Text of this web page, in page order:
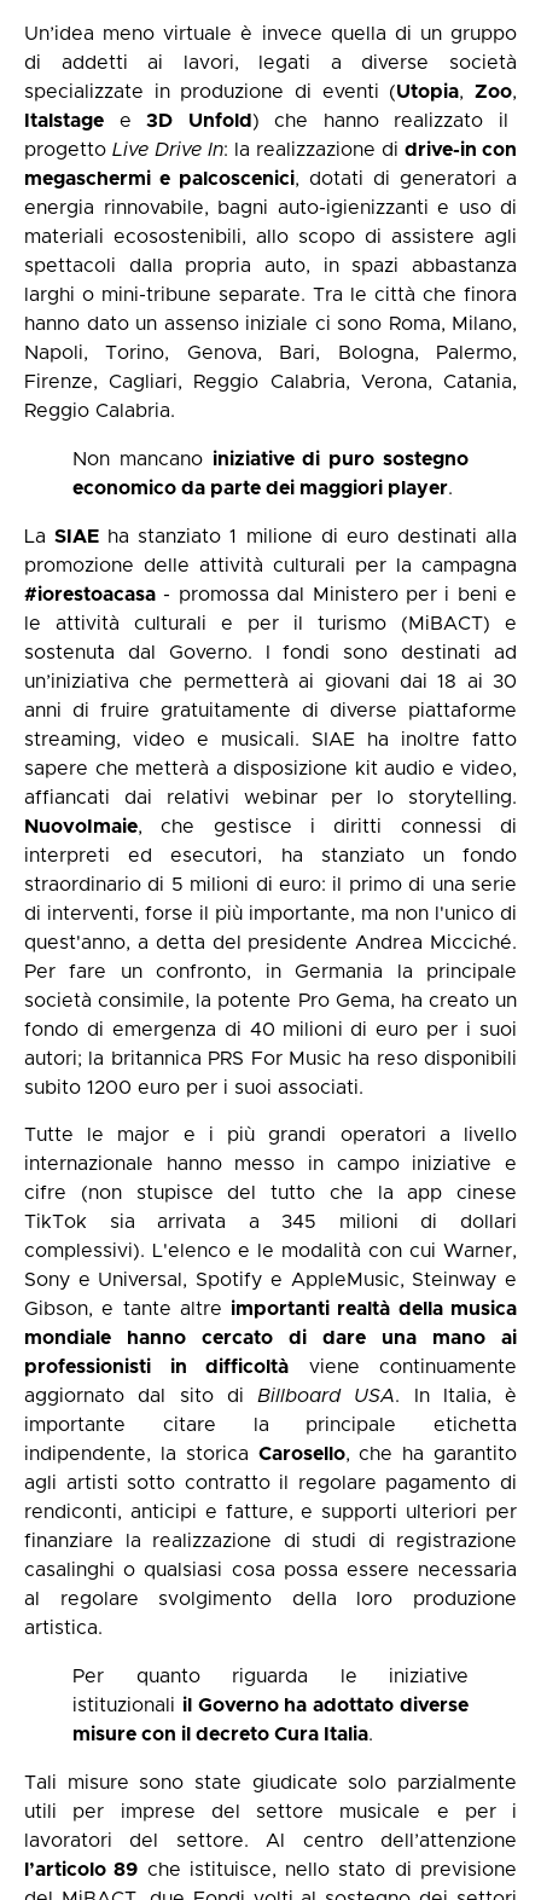
Un’idea meno virtuale è invece quella di un gruppo
di addetti ai lavori, legati a diverse società
specializzate in produzione di eventi (Utopia,Zoo,
Italstage e 3D Unfold ) che hanno realizzato il
progetto Live Drive In: la realizzazione di drive-in con
megaschermi e palcoscenici, dotati di generatori a
energia rinnovabile, bagni auto-igienizzanti e uso di
materiali ecosostenibili, allo scopo di assistere agli
spettacoli dalla propria auto, in spazi abbastanza
larghi o mini-tribune separate. Tra le città che finora
hanno dato un assenso iniziale ci sono Roma, Milano,
Napoli, Torino, Genova, Bari, Bologna, Palermo,
Firenze, Cagliari, Reggio Calabria, Verona, Catania,
Reggio Calabria.
Non mancano iniziative di puro sostegno
economico da parte dei maggiori player.
LaSIAE ha stanziato 1 milione di euro destinati alla
promozione delle attività culturali per la campagna
#iorestoacasa - promossa dal Ministero per i beni e
le attività culturali e per il turismo (MiBACT) e
sostenuta dal Governo. I fondi sono destinati ad
un’iniziativa che permetterà ai giovani dai 18 ai 30
anni di fruire gratuitamente di diverse piattaforme
streaming, video e musicali. SIAE ha inoltre fatto
sapere che metterà a disposizione kit audio e video,
affiancati dai relativi webinar per lo storytelling.
NuovoImaie, che gestisce i diritti connessi di
interpreti ed esecutori, ha stanziato un fondo
straordinario di 5 milioni di euro: il primo di una serie
di interventi, forse il più importante, ma non l'unico di
quest'anno, a detta del presidente Andrea Micciché.
Per fare un confronto, in Germania la principale
società consimile, la potente Pro Gema, ha creato un
fondo di emergenza di 40 milioni di euro per i suoi
autori; la britannica PRS For Music ha reso disponibili
subito 1200 euro per i suoi associati.
Tutte le major e i più grandi operatori a livello
internazionale hanno messo in campo iniziative e
cifre (non stupisce del tutto che la app cinese
TikTok sia arrivata a 345 milioni di dollari
complessivi). L'elenco e le modalità con cui Warner,
Sony e Universal, Spotify e AppleMusic, Steinway e
Gibson, e tante altre importanti realtà della musica
mondiale hanno cercato di dare una mano ai
professionisti in difficoltà viene continuamente
aggiornato dal sito di Billboard USA. In Italia, è
importante citare la principale etichetta
indipendente, la storica Carosello, che ha garantito
agli artisti sotto contratto il regolare pagamento di
rendiconti, anticipi e fatture, e supporti ulteriori per
finanziare la realizzazione di studi di registrazione
casalinghi o qualsiasi cosa possa essere necessaria
al regolare svolgimento della loro produzione
artistica.
Per quanto riguarda le iniziative
istituzionali il Governo ha adottato diverse
misure con il decreto Cura Italia.
Tali misure sono state giudicate solo parzialmente
utili per imprese del settore musicale e per i
lavoratori del settore. Al centro dell’attenzione
l’articolo 89 che istituisce, nello stato di previsione